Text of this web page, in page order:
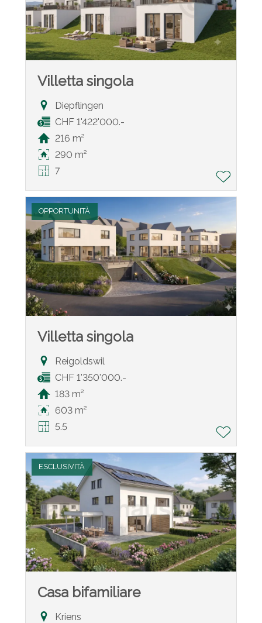
Villetta singola
Diepflingen
CHF 1'422'000.-
216 m²
290 m²
7
OPPORTUNITÀ
Villetta singola
Reigoldswil
CHF 1'350'000.-
183 m²
603 m²
5.5
ESCLUSIVITÀ
Casa bifamiliare
Kriens